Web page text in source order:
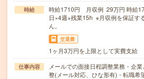
時給
時給1710円 月収例 29万円 時給
日×4週+残業15h ※月収例を保証す
ん。
交通費
1ヶ月3万円を上限として実費支給
仕事内容
メールでの面接日程調整業務・企
整(メール対応、ひな形有)・転職